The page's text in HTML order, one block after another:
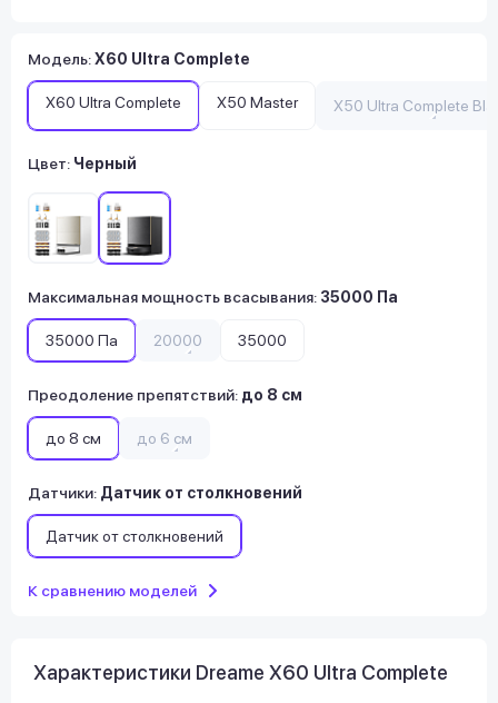
Модель:X60 Ultra Complete
X60 Ultra Complete X50 Master X50 Ultra Complete
Цвет: Черный
Максимальная мощность всасывания: 35000 Па
35000 Па 20000 35000
Преодоление препятствий: до 8 см
до 8 см до 6 см
Датчики: Датчик от столкновений
Датчик от столкновений
К сравнению моделей
Характеристики Dreame X60 Ultra Complete